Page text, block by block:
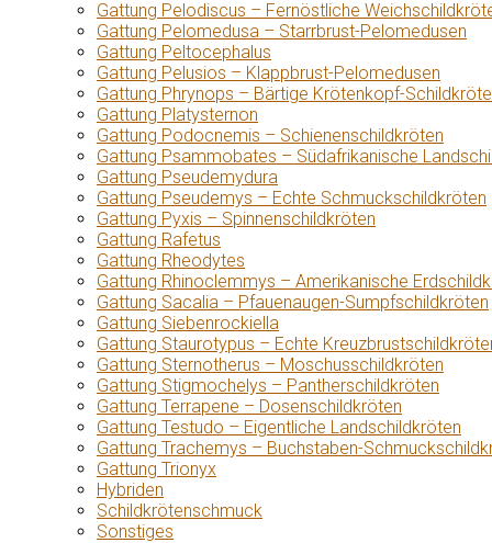
Gattung Pelodiscus – Fernöstliche
Gattung Pelomedusa – Starrbrust-Pelomedusen
Gattung Peltocephalus
Gattung Pelusios – Klappbrust-Pelomedusen
Gattung Phrynops – Bärtige Krötenkopf-
Gattung Platysternon
Gattung Podocnemis – Schienenschildkröten
Gattung Psammobates – Südafrikanische
Gattung Pseudemydura
Gattung Pseudemys – Echte Schmuckschildkröten
Gattung Pyxis – Spinnenschildkröten
Gattung Rafetus
Gattung Rheodytes
Gattung Rhinoclemmys – Amerikanische
Gattung Sacalia – Pfauenaugen-Sumpfschildkröten
Gattung Siebenrockiella
Gattung Staurotypus – Echte
Gattung Sternotherus – Moschusschildkröten
Gattung Stigmochelys – Pantherschildkröten
Gattung Terrapene – Dosenschildkröten
Gattung Testudo – Eigentliche Landschildkröten
Gattung Trachemys – Buchstaben-
Gattung Trionyx
Hybriden
Schildkrötenschmuck
Sonstiges